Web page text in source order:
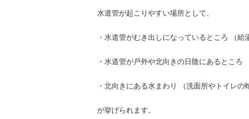
水道管が起こりやすい場所として、
・水道管がむき出しになっているところ （給
・水道管が戸外や北向きの日陰にあるところ
・北向きにある水まわり （洗面所やトイレの
が挙げられます。